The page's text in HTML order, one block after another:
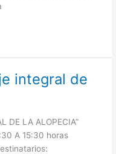
integral de
DE LA ALOPECIA”
A 15:30 horas